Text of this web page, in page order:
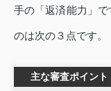
手の「返済能力」
のは次の３点です。
主な審査ポイント